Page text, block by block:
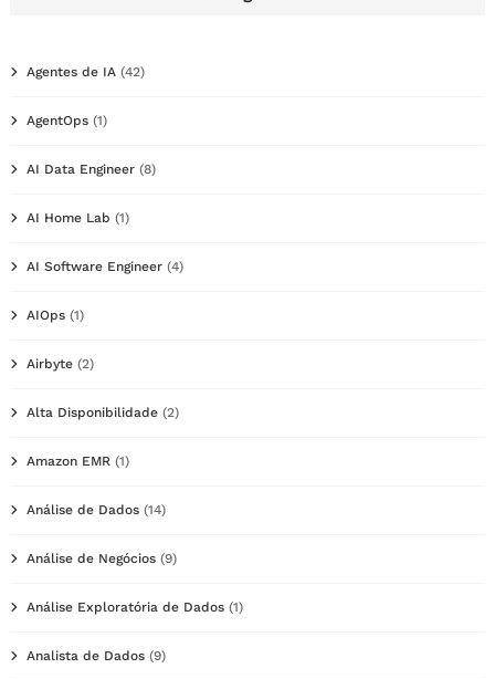
Agentes de IA (42)
AgentOps (1)
AI Data Engineer (8)
AI Home Lab (1)
AI Software Engineer (4)
AIOps (1)
Airbyte (2)
Alta Disponibilidade (2)
Amazon EMR (1)
Análise de Dados (14)
Análise de Negócios (9)
Análise Exploratória de Dados (1)
Analista de Dados (9)